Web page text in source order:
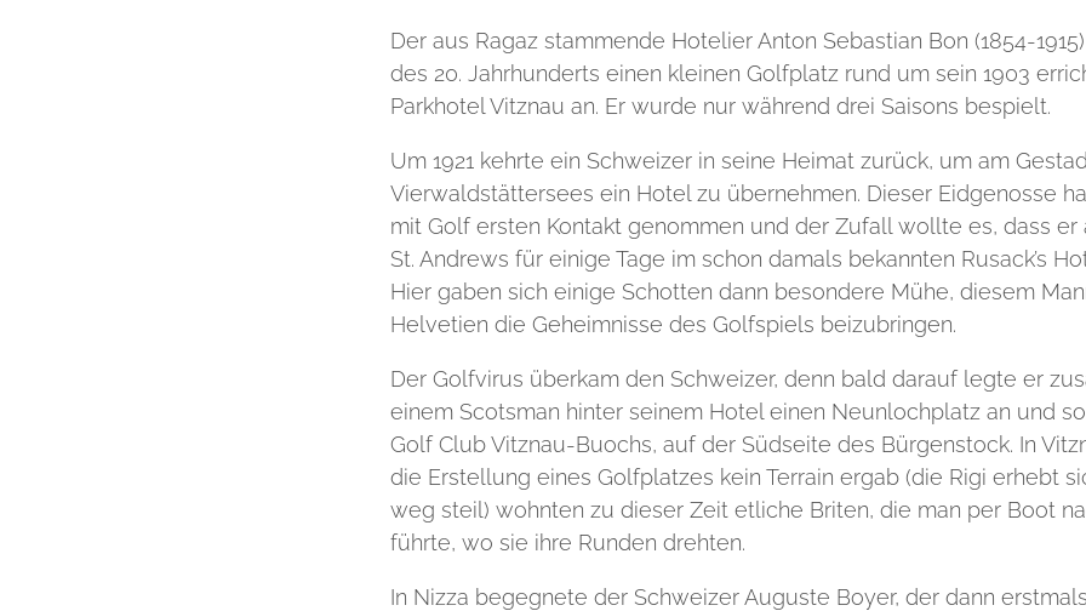
Der aus Ragaz stammende Hotelier Anton Sebastian Bon (1854-
des 20. Jahrhunderts einen kleinen Golfplatz rund um sein 1903
Parkhotel Vitznau an. Er wurde nur während drei Saisons bespielt.
Um 1921 kehrte ein Schweizer in seine Heimat zurück, um am
Vierwaldstättersees ein Hotel zu übernehmen. Dieser Eidgenosse
mit Golf ersten Kontakt genommen und der Zufall wollte es, dass er
St. Andrews für einige Tage im schon damals bekannten Rusack’s
Hier gaben sich einige Schotten dann besondere Mühe, diesem
Helvetien die Geheimnisse des Golfspiels beizubringen.
Der Golfvirus überkam den Schweizer, denn bald darauf legte er
einem Scotsman hinter seinem Hotel einen Neunlochplatz an und
Golf Club Vitznau-Buochs, auf der Südseite des Bürgenstock. In
die Erstellung eines Golfplatzes kein Terrain ergab (die Rigi erhebt
weg steil) wohnten zu dieser Zeit etliche Briten, die man per Boot
führte, wo sie ihre Runden drehten.
In Nizza begegnete der Schweizer Auguste Boyer, der dann